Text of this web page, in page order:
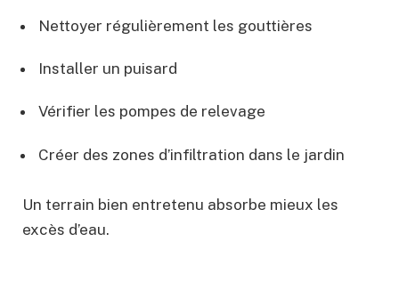
Nettoyer régulièrement les gouttières
Installer un puisard
Vérifier les pompes de relevage
Créer des zones d’infiltration dans le jardin
Un terrain bien entretenu absorbe mieux les
excès d’eau.